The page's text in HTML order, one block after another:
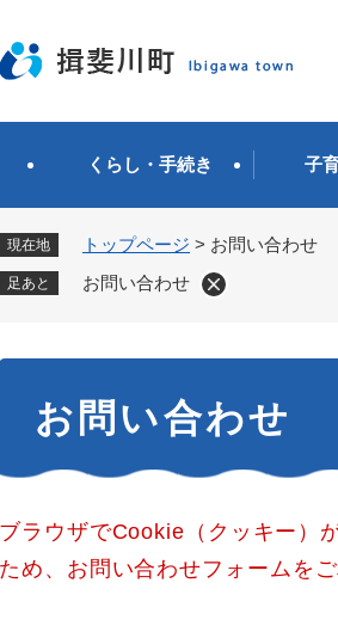
くらし・手続き 子
現在地 トップページ > お問い合わせ
足あと お問い合わせ
お問い合わせ
ブラウザでCookie（クッキー）
ため、お問い合わせフォームを